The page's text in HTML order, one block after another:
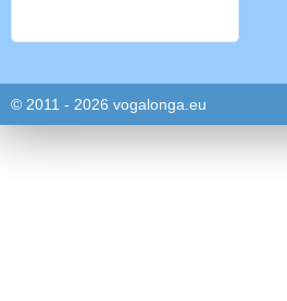
© 2011 - 2026 vogalonga.eu